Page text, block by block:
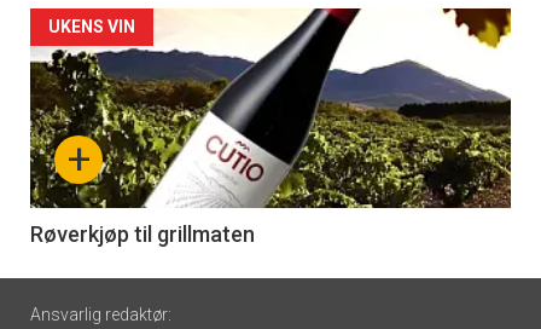
Forsiden
akkurat
nå
-
6
+
UKENS VIN
Røverkjøp til grillmaten
Footer
Ansvarlig redaktør: